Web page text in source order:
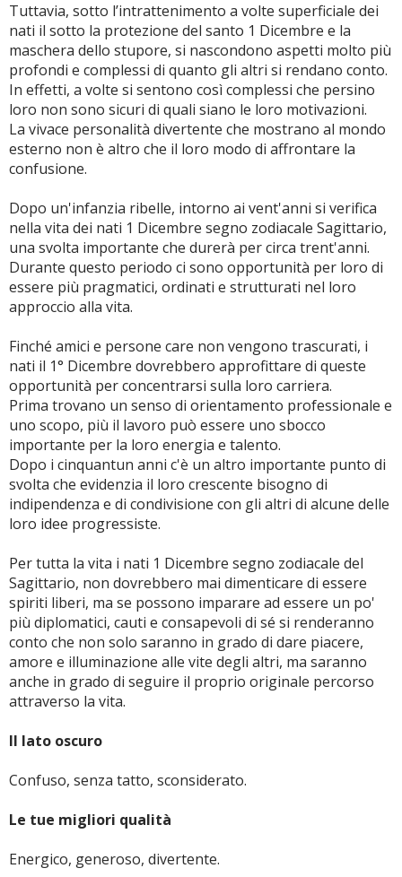
Tuttavia, sotto l’intrattenimento a volte superficiale dei
nati il sotto la protezione del santo 1 Dicembre e la
maschera dello stupore, si nascondono aspetti molto più
profondi e complessi di quanto gli altri si rendano conto.
In effetti, a volte si sentono così complessi che persino
loro non sono sicuri di quali siano le loro motivazioni.
La vivace personalità divertente che mostrano al mondo
esterno non è altro che il loro modo di affrontare la
confusione.
Dopo un'infanzia ribelle, intorno ai vent'anni si verifica
nella vita dei nati 1 Dicembre segno zodiacale Sagittario,
una svolta importante che durerà per circa trent'anni.
Durante questo periodo ci sono opportunità per loro di
essere più pragmatici, ordinati e strutturati nel loro
approccio alla vita.
Finché amici e persone care non vengono trascurati, i
nati il 1° Dicembre dovrebbero approfittare di queste
opportunità per concentrarsi sulla loro carriera.
Prima trovano un senso di orientamento professionale e
uno scopo, più il lavoro può essere uno sbocco
importante per la loro energia e talento.
Dopo i cinquantun anni c'è un altro importante punto di
svolta che evidenzia il loro crescente bisogno di
indipendenza e di condivisione con gli altri di alcune delle
loro idee progressiste.
Per tutta la vita i nati 1 Dicembre segno zodiacale del
Sagittario, non dovrebbero mai dimenticare di essere
spiriti liberi, ma se possono imparare ad essere un po'
più diplomatici, cauti e consapevoli di sé si renderanno
conto che non solo saranno in grado di dare piacere,
amore e illuminazione alle vite degli altri, ma saranno
anche in grado di seguire il proprio originale percorso
attraverso la vita.
Il lato oscuro
Confuso, senza tatto, sconsiderato.
Le tue migliori qualità
Energico, generoso, divertente.